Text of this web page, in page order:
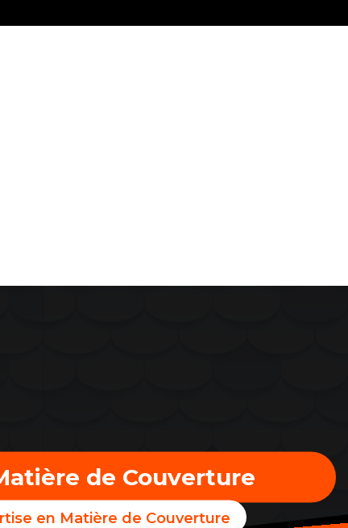
de Couverture
en Matière de Couverture